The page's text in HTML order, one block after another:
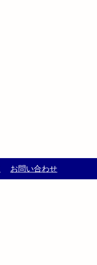
お問い合わせ